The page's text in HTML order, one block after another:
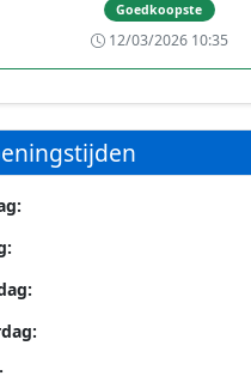
Goedkoopste
12/03/2026 10:35